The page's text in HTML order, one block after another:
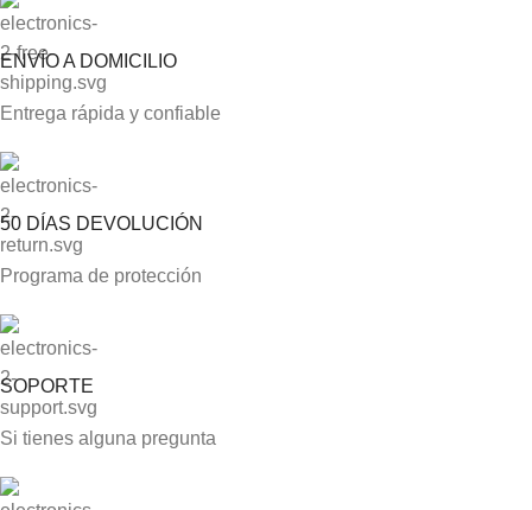
ENVÍO A DOMICILIO
Entrega rápida y confiable
50 DÍAS DEVOLUCIÓN
Programa de protección
SOPORTE
Si tienes alguna pregunta